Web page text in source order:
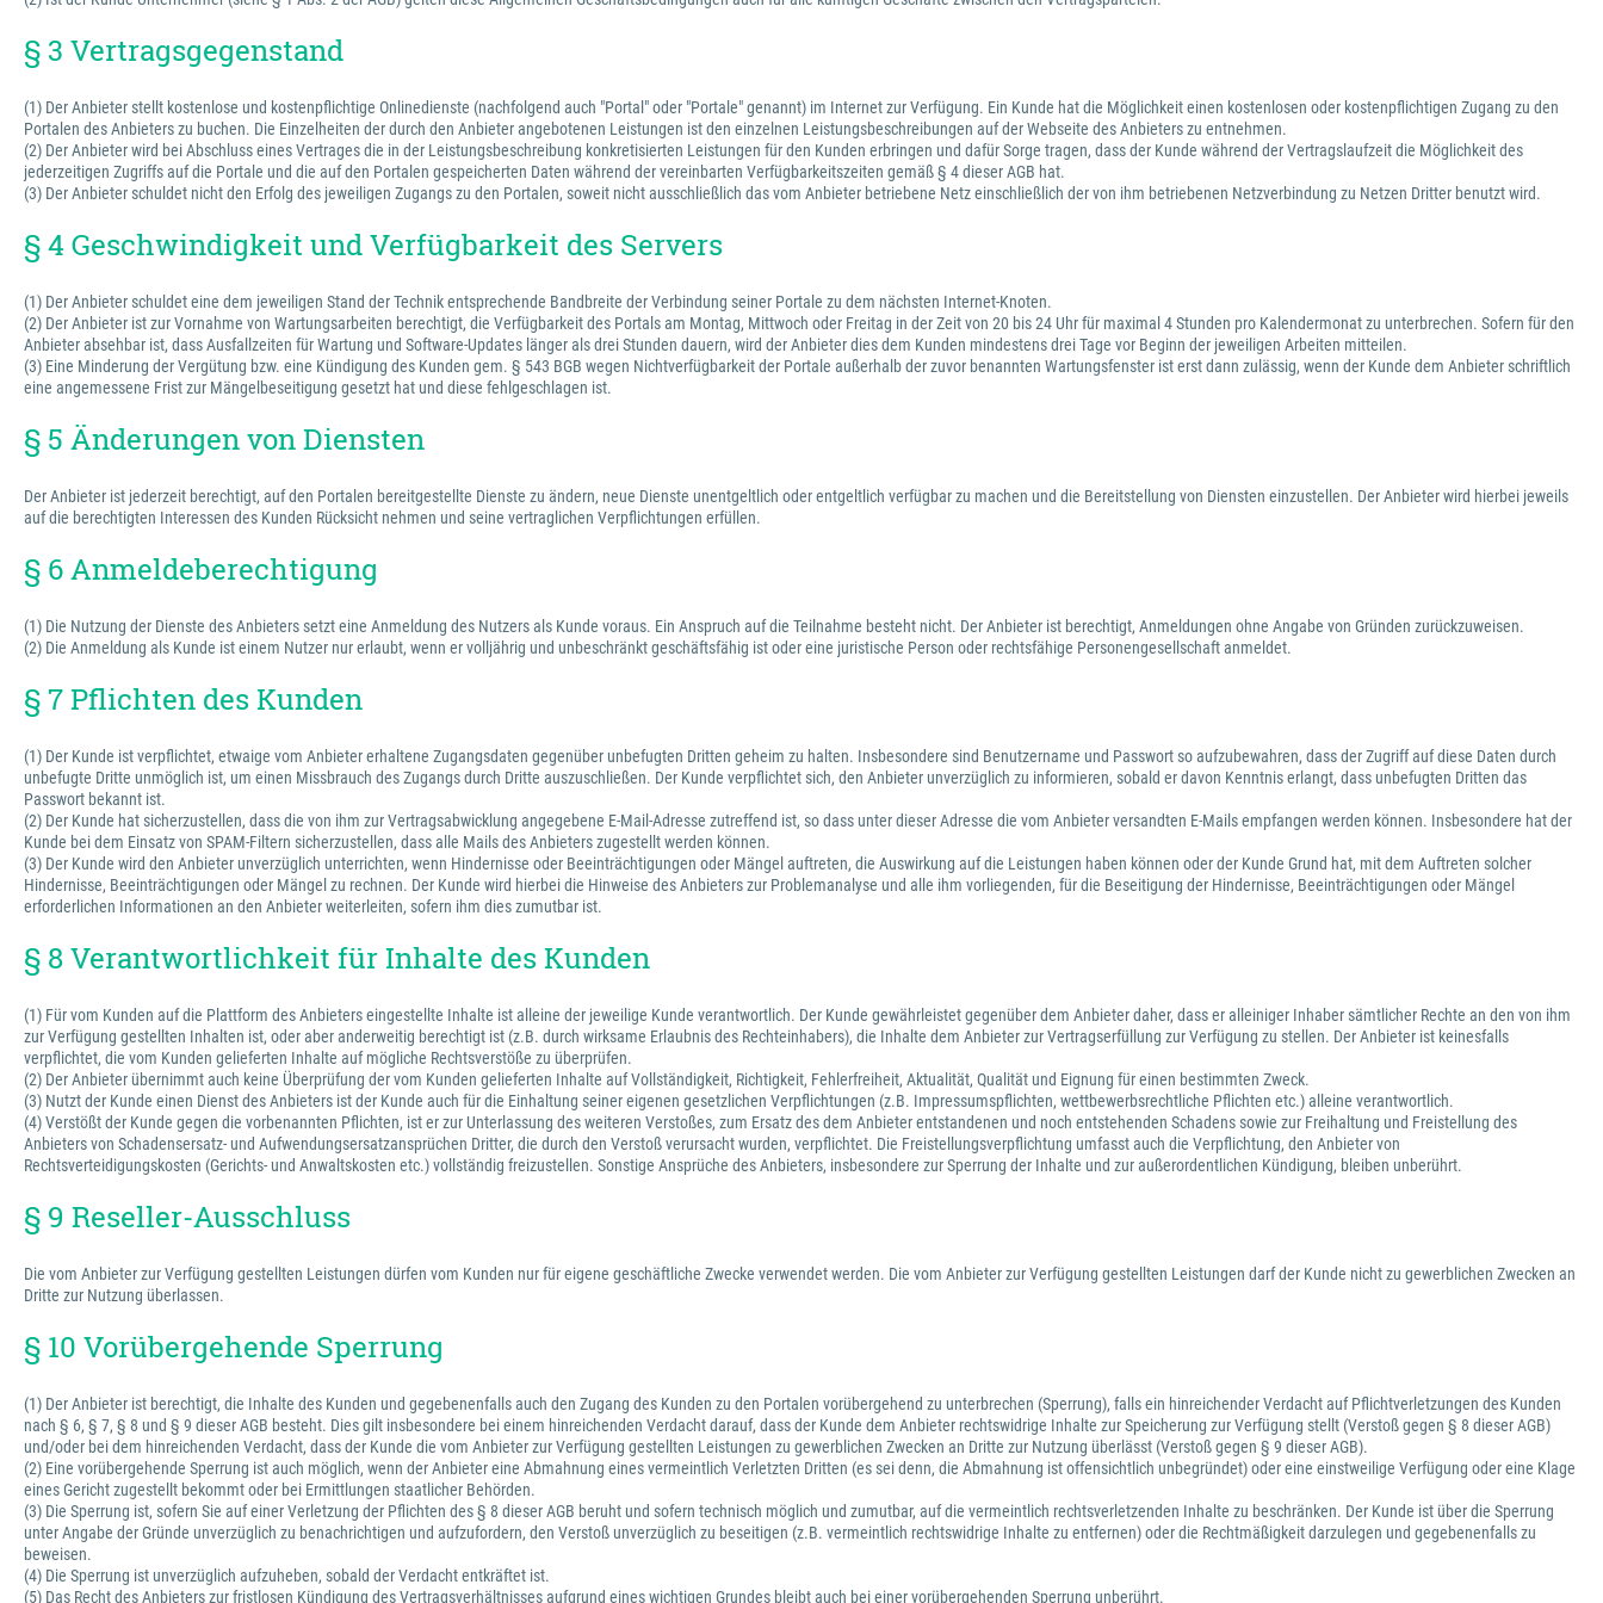
§ 3 Vertragsgegenstand
(1) Der Anbieter stellt kostenlose und kostenpflichtige Onlinedienste (nachfolgend auch "Portal" oder "Portale" genannt) im Internet zur Verfügung. Ein Kunde hat die Möglichkeit einen kostenlosen oder kostenpflichtigen Zugang zu den
Portalen des Anbieters zu buchen. Die Einzelheiten der durch den Anbieter angebotenen Leistungen ist den einzelnen Leistungsbeschreibungen auf der Webseite des Anbieters zu entnehmen.
(2) Der Anbieter wird bei Abschluss eines Vertrages die in der Leistungsbeschreibung konkretisierten Leistungen für den Kunden erbringen und dafür Sorge tragen, dass der Kunde während der Vertragslaufzeit die Möglichkeit des
jederzeitigen Zugriffs auf die Portale und die auf den Portalen gespeicherten Daten während der vereinbarten Verfügbarkeitszeiten gemäß § 4 dieser AGB hat.
(3) Der Anbieter schuldet nicht den Erfolg des jeweiligen Zugangs zu den Portalen, soweit nicht ausschließlich das vom Anbieter betriebene Netz einschließlich der von ihm betriebenen Netzverbindung zu Netzen Dritter benutzt wird.
§ 4 Geschwindigkeit und Verfügbarkeit des Servers
(1) Der Anbieter schuldet eine dem jeweiligen Stand der Technik entsprechende Bandbreite der Verbindung seiner Portale zu dem nächsten Internet-Knoten.
(2) Der Anbieter ist zur Vornahme von Wartungsarbeiten berechtigt, die Verfügbarkeit des Portals am Montag, Mittwoch oder Freitag in der Zeit von 20 bis 24 Uhr für maximal 4 Stunden pro Kalendermonat zu unterbrechen. Sofern für den
Anbieter absehbar ist, dass Ausfallzeiten für Wartung und Software-Updates länger als drei Stunden dauern, wird der Anbieter dies dem Kunden mindestens drei Tage vor Beginn der jeweiligen Arbeiten mitteilen.
(3) Eine Minderung der Vergütung bzw. eine Kündigung des Kunden gem. § 543 BGB wegen Nichtverfügbarkeit der Portale außerhalb der zuvor benannten Wartungsfenster ist erst dann zulässig, wenn der Kunde dem Anbieter schriftlich
eine angemessene Frist zur Mängelbeseitigung gesetzt hat und diese fehlgeschlagen ist.
§ 5 Änderungen von Diensten
Der Anbieter ist jederzeit berechtigt, auf den Portalen bereitgestellte Dienste zu ändern, neue Dienste unentgeltlich oder entgeltlich verfügbar zu machen und die Bereitstellung von Diensten einzustellen. Der Anbieter wird hierbei jeweils
auf die berechtigten Interessen des Kunden Rücksicht nehmen und seine vertraglichen Verpflichtungen erfüllen.
§ 6 Anmeldeberechtigung
(1) Die Nutzung der Dienste des Anbieters setzt eine Anmeldung des Nutzers als Kunde voraus. Ein Anspruch auf die Teilnahme besteht nicht. Der Anbieter ist berechtigt, Anmeldungen ohne Angabe von Gründen zurückzuweisen.
(2) Die Anmeldung als Kunde ist einem Nutzer nur erlaubt, wenn er volljährig und unbeschränkt geschäftsfähig ist oder eine juristische Person oder rechtsfähige Personengesellschaft anmeldet.
§ 7 Pflichten des Kunden
(1) Der Kunde ist verpflichtet, etwaige vom Anbieter erhaltene Zugangsdaten gegenüber unbefugten Dritten geheim zu halten. Insbesondere sind Benutzername und Passwort so aufzubewahren, dass der Zugriff auf diese Daten durch
unbefugte Dritte unmöglich ist, um einen Missbrauch des Zugangs durch Dritte auszuschließen. Der Kunde verpflichtet sich, den Anbieter unverzüglich zu informieren, sobald er davon Kenntnis erlangt, dass unbefugten Dritten das
Passwort bekannt ist.
(2) Der Kunde hat sicherzustellen, dass die von ihm zur Vertragsabwicklung angegebene E-Mail-Adresse zutreffend ist, so dass unter dieser Adresse die vom Anbieter versandten E-Mails empfangen werden können. Insbesondere hat der
Kunde bei dem Einsatz von SPAM-Filtern sicherzustellen, dass alle Mails des Anbieters zugestellt werden können.
(3) Der Kunde wird den Anbieter unverzüglich unterrichten, wenn Hindernisse oder Beeinträchtigungen oder Mängel auftreten, die Auswirkung auf die Leistungen haben können oder der Kunde Grund hat, mit dem Auftreten solcher
Hindernisse, Beeinträchtigungen oder Mängel zu rechnen. Der Kunde wird hierbei die Hinweise des Anbieters zur Problemanalyse und alle ihm vorliegenden, für die Beseitigung der Hindernisse, Beeinträchtigungen oder Mängel
erforderlichen Informationen an den Anbieter weiterleiten, sofern ihm dies zumutbar ist.
§ 8 Verantwortlichkeit für Inhalte des Kunden
(1) Für vom Kunden auf die Plattform des Anbieters eingestellte Inhalte ist alleine der jeweilige Kunde verantwortlich. Der Kunde gewährleistet gegenüber dem Anbieter daher, dass er alleiniger Inhaber sämtlicher Rechte an den von ihm
zur Verfügung gestellten Inhalten ist, oder aber anderweitig berechtigt ist (z.B. durch wirksame Erlaubnis des Rechteinhabers), die Inhalte dem Anbieter zur Vertragserfüllung zur Verfügung zu stellen. Der Anbieter ist keinesfalls
verpflichtet, die vom Kunden gelieferten Inhalte auf mögliche Rechtsverstöße zu überprüfen.
(2) Der Anbieter übernimmt auch keine Überprüfung der vom Kunden gelieferten Inhalte auf Vollständigkeit, Richtigkeit, Fehlerfreiheit, Aktualität, Qualität und Eignung für einen bestimmten Zweck.
(3) Nutzt der Kunde einen Dienst des Anbieters ist der Kunde auch für die Einhaltung seiner eigenen gesetzlichen Verpflichtungen (z.B. Impressumspflichten, wettbewerbsrechtliche Pflichten etc.) alleine verantwortlich.
(4) Verstößt der Kunde gegen die vorbenannten Pflichten, ist er zur Unterlassung des weiteren Verstoßes, zum Ersatz des dem Anbieter entstandenen und noch entstehenden Schadens sowie zur Freihaltung und Freistellung des
Anbieters von Schadensersatz- und Aufwendungsersatzansprüchen Dritter, die durch den Verstoß verursacht wurden, verpflichtet. Die Freistellungsverpflichtung umfasst auch die Verpflichtung, den Anbieter von
Rechtsverteidigungskosten (Gerichts- und Anwaltskosten etc.) vollständig freizustellen. Sonstige Ansprüche des Anbieters, insbesondere zur Sperrung der Inhalte und zur außerordentlichen Kündigung, bleiben unberührt.
§ 9 Reseller-Ausschluss
Die vom Anbieter zur Verfügung gestellten Leistungen dürfen vom Kunden nur für eigene geschäftliche Zwecke verwendet werden. Die vom Anbieter zur Verfügung gestellten Leistungen darf der Kunde nicht zu gewerblichen Zwecken an
Dritte zur Nutzung überlassen.
§ 10 Vorübergehende Sperrung
(1) Der Anbieter ist berechtigt, die Inhalte des Kunden und gegebenenfalls auch den Zugang des Kunden zu den Portalen vorübergehend zu unterbrechen (Sperrung), falls ein hinreichender Verdacht auf Pflichtverletzungen des Kunden
nach § 6, § 7, § 8 und § 9 dieser AGB besteht. Dies gilt insbesondere bei einem hinreichenden Verdacht darauf, dass der Kunde dem Anbieter rechtswidrige Inhalte zur Speicherung zur Verfügung stellt (Verstoß gegen § 8 dieser AGB)
und/oder bei dem hinreichenden Verdacht, dass der Kunde die vom Anbieter zur Verfügung gestellten Leistungen zu gewerblichen Zwecken an Dritte zur Nutzung überlässt (Verstoß gegen § 9 dieser AGB).
(2) Eine vorübergehende Sperrung ist auch möglich, wenn der Anbieter eine Abmahnung eines vermeintlich Verletzten Dritten (es sei denn, die Abmahnung ist offensichtlich unbegründet) oder eine einstweilige Verfügung oder eine Klage
eines Gericht zugestellt bekommt oder bei Ermittlungen staatlicher Behörden.
(3) Die Sperrung ist, sofern Sie auf einer Verletzung der Pflichten des § 8 dieser AGB beruht und sofern technisch möglich und zumutbar, auf die vermeintlich rechtsverletzenden Inhalte zu beschränken. Der Kunde ist über die Sperrung
unter Angabe der Gründe unverzüglich zu benachrichtigen und aufzufordern, den Verstoß unverzüglich zu beseitigen (z.B. vermeintlich rechtswidrige Inhalte zu entfernen) oder die Rechtmäßigkeit darzulegen und gegebenenfalls zu
beweisen.
(4) Die Sperrung ist unverzüglich aufzuheben, sobald der Verdacht entkräftet ist.
(5) Das Recht des Anbieters zur fristlosen Kündigung des Vertragsverhältnisses aufgrund eines wichtigen Grundes bleibt auch bei einer vorübergehenden Sperrung unberührt.